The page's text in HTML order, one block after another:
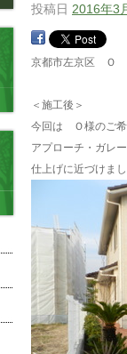
投稿日 2016年3
京都市左京区 Ｏ
＜施工後＞
今回は Ｏ様のご希
アプローチ・ガレ
仕上げに近づけま